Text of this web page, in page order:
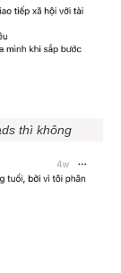
thì không